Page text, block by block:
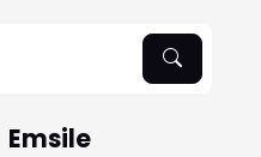
Emsile